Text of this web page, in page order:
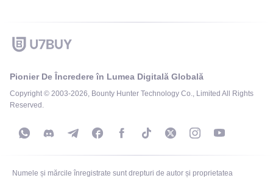
Pionier De Încredere în Lumea Digitală Globală
Copyright © 2003-2026, Bounty Hunter Technology Co., Limited All Rights
Reserved.
Numele și mărcile înregistrate sunt drepturi de autor și proprietatea